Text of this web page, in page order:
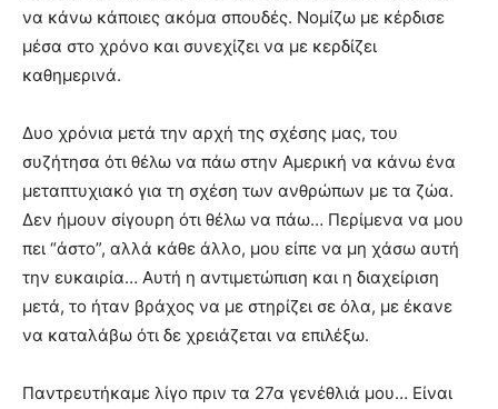
να κάνω κάποιες ακόμα σπουδές. Νομίζω με κέρδισε
μέσα στο χρόνο και συνεχίζει να με κερδίζει
καθημερινά.
Δυο χρόνια μετά την αρχή της σχέσης μας, του
συζήτησα ότι θέλω να πάω στην Αμερική να κάνω ένα
μεταπτυχιακό για τη σχέση των ανθρώπων με τα ζώα.
Δεν ήμουν σίγουρη ότι θέλω να πάω… Περίμενα να μου
πει “άστο”, αλλά κάθε άλλο, μου είπε να μη χάσω αυτή
την ευκαιρία… Αυτή η αντιμετώπιση και η διαχείριση
μετά, το ήταν βράχος να με στηρίζει σε όλα, με έκανε
να καταλάβω ότι δε χρειάζεται να επιλέξω.
Παντρευτήκαμε λίγο πριν τα 27α γενέθλιά μου… Είναι